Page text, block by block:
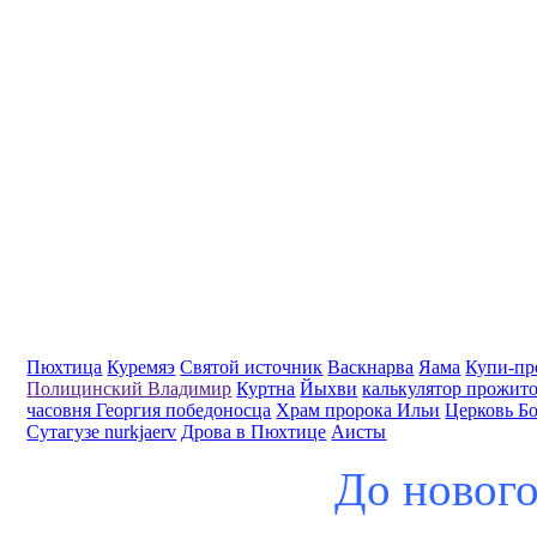
Пюхтица Куремяэ Святой источник Васкнарва Яама Купи-
Полицинский Владимир Куртна Йыхви калькулятор
часовня Георгия победоносца Храм пророка Ильи Церковь
Сутагузе nurkjaerv Дрова в Пюхтице Аисты
До